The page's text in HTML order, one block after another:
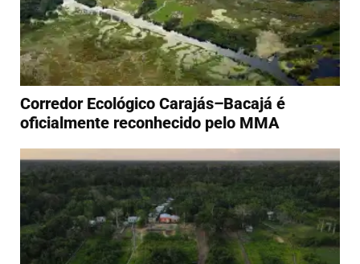
Corredor Ecológico Carajás–Bacajá é
oficialmente reconhecido pelo MMA